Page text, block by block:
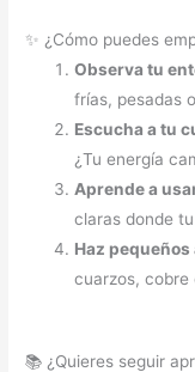
✨ ¿Cómo puedes
Observa tu
frías, pesadas
Escucha a tu
¿Tu energía
Aprende a
claras donde
Haz pequeños
cuarzos, cobre
📚 ¿Quieres seguir